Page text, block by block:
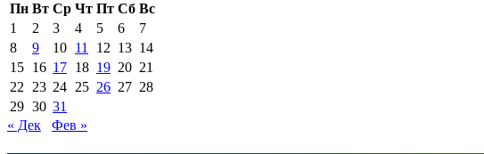
Пн Вт Ср Чт Пт Сб Вс
1
2 3 4 5 6
7
8
9 10 11 12 13 14
15 16 17 18 19 20 21
22 23 24 25 26 27 28
29 30 31
« Дек
Фев »